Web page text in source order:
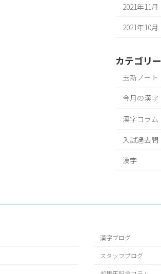
2021年11月
2021年10月
カテゴリー
玉新ノート
今月の漢字
漢字コラム
入試過去問
漢字
漢字ブログ
スタッフブログ